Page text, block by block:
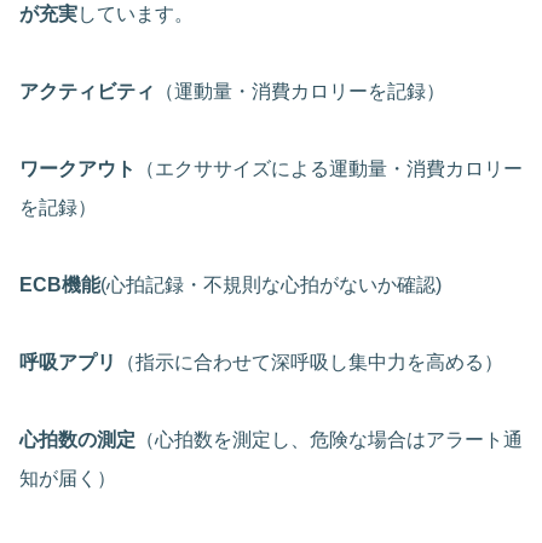
が充実しています。
アクティビティ （運動量・消費カロリーを記録）
ワークアウト
（エクササイズによる運動量・消費カロリー
を記録）
ECB機能(心拍記録・不規則な心拍がないか確認)
呼吸アプリ （指示に合わせて深呼吸し集中力を高める）
心拍数の測定 （心拍数を測定し、危険な場合はアラート通
知が届く）